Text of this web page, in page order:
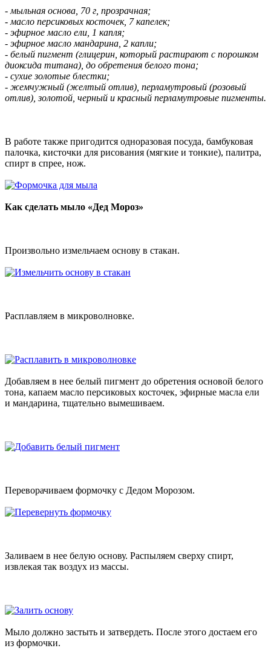
- мыльная основа, 70 г, прозрачная;
- масло персиковых косточек, 7 капелек;
- эфирное масло ели, 1 капля;
- эфирное масло мандарина, 2 капли;
- белый пигмент (глицерин, который растирают с порошком
диоксида титана), до обретения белого тона;
- сухие золотые блестки;
- жемчужный (желтый отлив), перламутровый (розовый
отлив), золотой, черный и красный перламутровые пигменты.
В работе также пригодится одноразовая посуда, бамбуковая
палочка, кисточки для рисования (мягкие и тонкие), палитра,
спирт в спрее, нож.
Как сделать мыло «Дед Мороз»
Произвольно измельчаем основу в стакан.
Расплавляем в микроволновке.
Добавляем в нее белый пигмент до обретения основой белого
тона, капаем масло персиковых косточек, эфирные масла ели
и мандарина, тщательно вымешиваем.
Переворачиваем формочку с Дедом Морозом.
Заливаем в нее белую основу. Распыляем сверху спирт,
извлекая так воздух из массы.
Мыло должно застыть и затвердеть. После этого достаем его
из формочки.